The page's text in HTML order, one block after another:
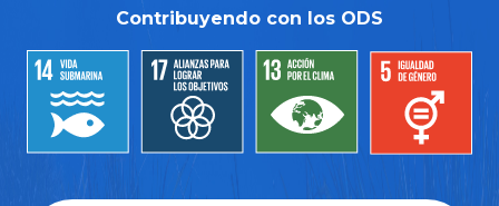
Contribuyendo con los ODS